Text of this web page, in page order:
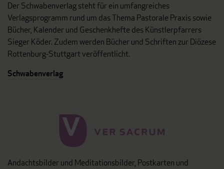
Der Schwabenverlag steht für ein umfangreiches
Verlagsprogramm rund um das Thema Pastorale Praxis sowie
Bücher, Kalender und Geschenkhefte des Künstlerpfarrers
Sieger Köder. Zudem werden Bücher und Schriften zur Diözese
Rottenburg-Stuttgart veröffentlicht.
Schwabenverlag
Andachtsbilder und Meditationsbilder, Postkarten und